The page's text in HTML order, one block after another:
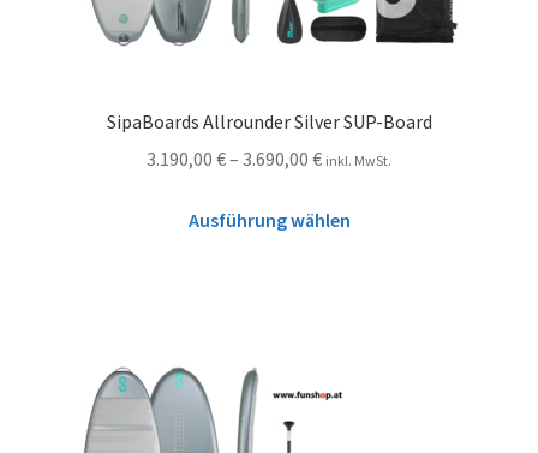
SipaBoards Allrounder Silver SUP-Board
3.190,00 €– 3.690,00 € inkl. MwSt.
Ausführung wählen